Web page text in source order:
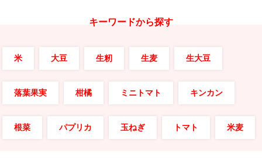
キーワードから探す
米 大豆 生籾 生麦 生大豆
落葉果実 柑橘 ミニトマト キンカン
根菜 パプリカ 玉ねぎ トマト 米麦